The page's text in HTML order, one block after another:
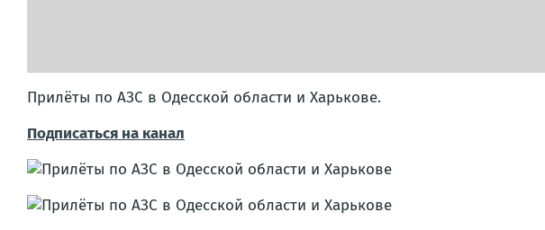
Прилёты по АЗС в Одесской области и Харькове.
Подписаться на канал